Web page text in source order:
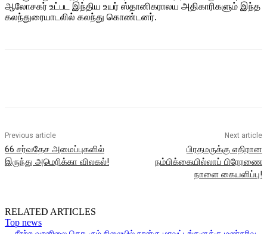
ஆலோசகர் உட்பட இந்திய உயர் ஸ்தானிகராலய அதிகாரிகளும் இந்த
கலந்துரையாடலில் கலந்து கொண்டனர்.
Previous article
66 சர்வதேச அமைப்புகளில்
இருந்து அமெரிக்கா விலகல்!
Next article
பிரதமருக்கு எதிரான
நம்பிக்கையில்லாப் பிரேரணை
நாளை கையளிப்பு!
RELATED ARTICLES
Top news